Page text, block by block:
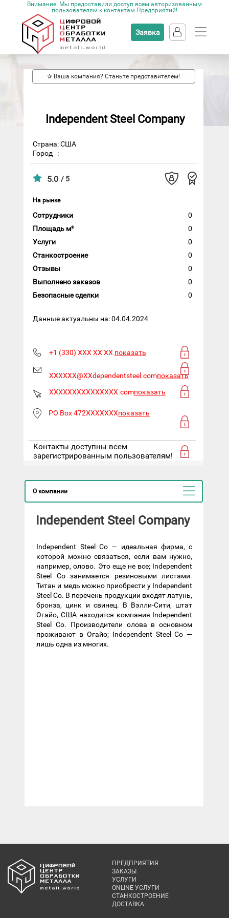
Внимание! Мы предоставили доступ всем авторизованным
пользователям к контактам Предприятий!
Заявка
✰ Ваша компания? Станьте представителем!
Independent Steel Company
Страна: США
Город
:
5.0 / 5
На рынке
Сотрудники
0
Площадь м²
0
Услуги
0
Станкостроение
0
Отзывы
0
Выполнено заказов
0
Безопасные сделки
0
Данные актуальны на: 04.04.2024
+1 (330) XXX XX XX показать
XXXXXX@XXdependentsteel.comпоказать
XXXXXXXXXXXXXXX.comпоказать
PO Box 472XXXXXXXпоказать
Контакты доступны всем
зарегистрированным пользователям!
О компании
Independent Steel Company
Independent Steel Co — идеальная фирма, с
которой можно связаться, если вам нужно,
например, олово. Это еще не все; Independent
Steel Co занимается резиновыми листами.
Титан и медь можно приобрести у Independent
Steel Co. В перечень продукции входят латунь,
бронза, цинк и свинец. В Вэлли-Сити, штат
Огайо, США находится компания Independent
Steel Co. Производители олова в основном
проживают в Огайо; Independent Steel Co —
лишь одна из многих.
ПРЕДПРИЯТИЯ
ЗАКАЗЫ
УСЛУГИ
ONLINE УСЛУГИ
СТАНКОСТРОЕНИЕ
ДОСТАВКА